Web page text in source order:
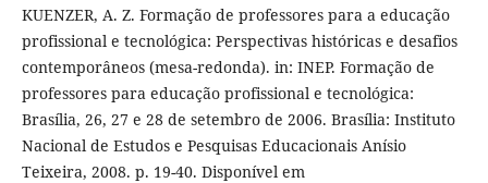
KUENZER, A. Z. Formação de professores para a educação
profissional e tecnológica: Perspectivas históricas e desafios
contemporâneos (mesa-redonda). in: INEP. Formação de
professores para educação profissional e tecnológica:
Brasília, 26, 27 e 28 de setembro de 2006. Brasília: Instituto
Nacional de Estudos e Pesquisas Educacionais Anísio
Teixeira, 2008. p. 19-40. Disponível em